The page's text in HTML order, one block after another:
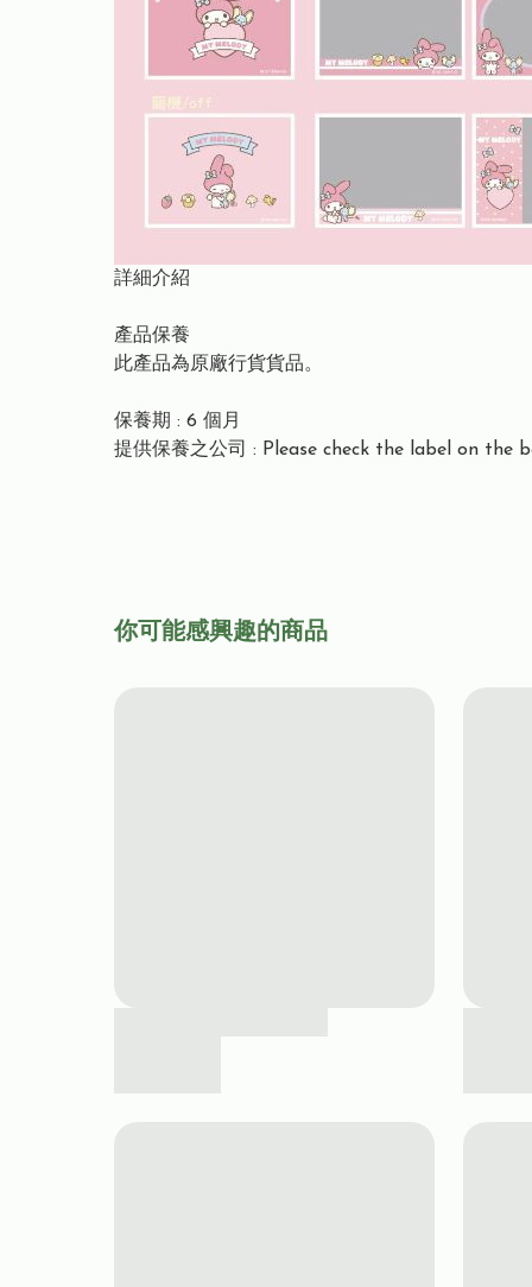
詳細介紹
產品保養
此產品為原廠行貨貨品。
保養期 : 6 個月
提供保養之公司 : Please check the label on the
你可能感興趣的商品